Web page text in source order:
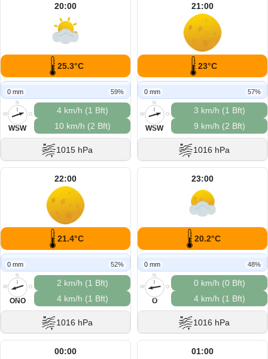
20:00
25.3°C
0 mm 59%
N
O
S
W
WSW
4 km/h (1 Bft)
10 km/h (2 Bft)
1015 hPa
21:00
23°C
0 mm 57%
N
O
S
W
WSW
3 km/h (1 Bft)
9 km/h (2 Bft)
1016 hPa
22:00
21.4°C
0 mm 52%
N
O
S
W
ONO
2 km/h (1 Bft)
4 km/h (1 Bft)
1016 hPa
23:00
20.2°C
0 mm 48%
N
O
S
W
O
0 km/h (0 Bft)
4 km/h (1 Bft)
1016 hPa
00:00 01:00